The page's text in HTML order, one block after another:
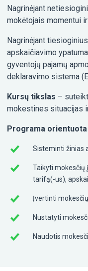
Nagrinėjant
mokėtojais momentui
Nagrinėjant
apskaičiavimo
gyventojų pajamų
deklaravimo sistema
Kursų tikslas –
mokestines situacijas
Programa
Sisteminti žinias
Taikyti mokesčių
tarifą(-us),
Įvertinti
Nustatyti
Naudotis